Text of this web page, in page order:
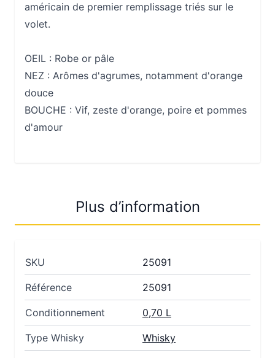
américain de premier remplissage triés sur le
volet.
OEIL : Robe or pâle
NEZ : Arômes d'agrumes, notamment d'orange
douce
BOUCHE : Vif, zeste d'orange, poire et pommes
d'amour
Plus d’information
SKU 25091
Référence 25091
Conditionnement 0,70 L
Type Whisky Whisky